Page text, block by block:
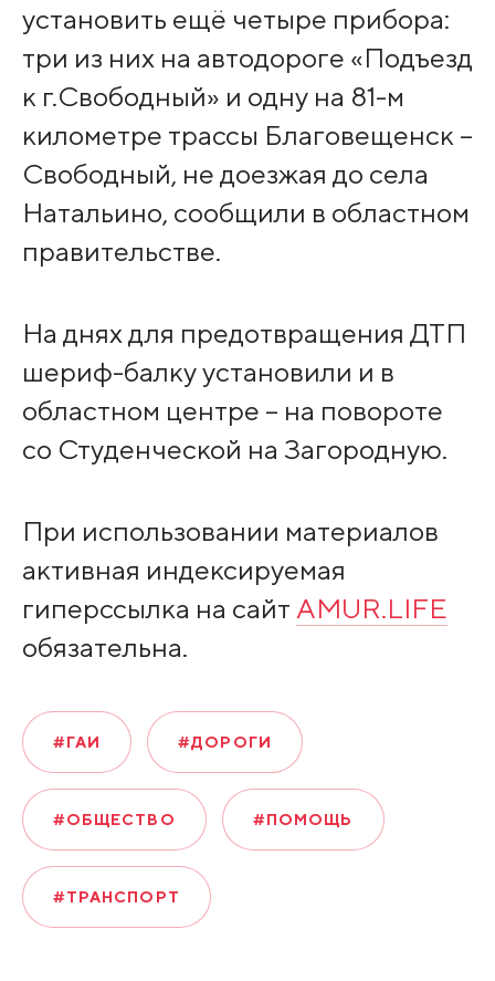
установить ещё четыре прибора:
три из них на автодороге «Подъезд
к г.Свободный» и одну на 81-м
километре трассы Благовещенск –
Свободный, не доезжая до села
Натальино, сообщили в областном
правительстве.
На днях для предотвращения ДТП
шериф-балку установили и в
областном центре – на повороте
со Студенческой на Загородную.
При использовании материалов
активная индексируемая
гиперссылка на сайт AMUR.LIFE
обязательна.
#ГАИ #ДОРОГИ
#ОБЩЕСТВО #ПОМОЩЬ
#ТРАНСПОРТ